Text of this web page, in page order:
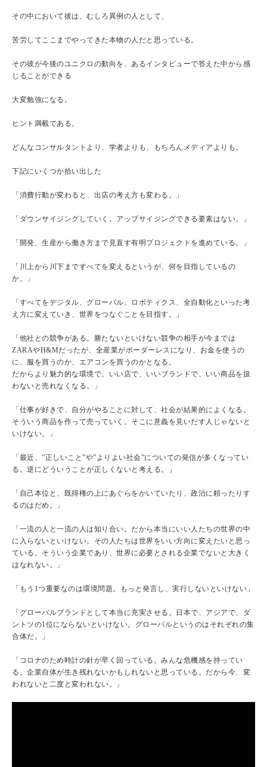
その中において彼は、むしろ異例の人として、
苦労してここまでやってきた本物の人だと思っている。
その彼が今後のユニクロの動向を、あるインタビューで答えた中から感
じることができる
大変勉強になる。
ヒント満載である。
どんなコンサルタントより、学者よりも、もちろんメディアよりも。
下記にいくつか拾い出した
「消費行動が変わると、出店の考え方も変わる。」
「ダウンサイジングしていく。アップサイジングできる要素はない。」
「開発、生産から働き方まで見直す有明プロジェクトを進めている。」
「川上から川下まですべてを変えるというが、何を目指しているの
か。」
「すべてをデジタル、グローバル、ロボティクス、全自動化といった考
え方に変えていき、世界をつなぐことを目指す。」
「他社との競争がある。勝たないといけない競争の相手が今までは
ZARAやH&Mだったが、全産業がボーダーレスになり、お金を使うの
に、服を買うのか、エアコンを買うのかとなる。
だからより魅力的な環境で、いい店で、いいブランドで、いい商品を扱
わないと売れなくなる。」
「仕事が好きで、自分がやることに対して、社会が結果的によくなる。
そういう商品を作って売っていく。そこに意義を見いだす人じゃないと
いけない。」
「最近、”正しいこと”や”よりよい社会”についての発信が多くなってい
る。逆にどういうことが正しくないと考える。」
「自己本位と、既得権の上にあぐらをかいていたり、政治に頼ったりす
るのはだめ。」
「一流の人と一流の人は知り合い。だから本当にいい人たちの世界の中
に入らないといけない。その人たちは世界をいい方向に変えたいと思っ
ている。そういう企業であり、世界に必要とされる企業でないと大きく
はなれない。」
「もう1つ重要なのは環境問題。もっと発言し、実行しないといけない」
「グローバルブランドとして本当に充実させる。日本で、アジアで、ダ
ントツの1位にならないといけない。グローバルというのはそれぞれの集
合体だ。」
「コロナのため時計の針が早く回っている。みんな危機感を持ってい
る。企業自体が生き残れないかもしれないと思っている。だから今、変
われないと二度と変われない。」